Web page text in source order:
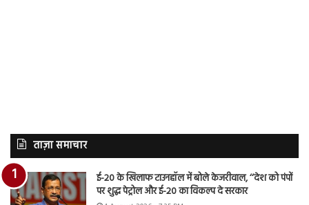
ताज़ा समाचार
ई-20 के खिलाफ टाउनहॉल में बोले केजरीवाल, ‘‘देश को पंपों
पर शुद्ध पेट्रोल और ई-20 का विकल्प दे सरकार